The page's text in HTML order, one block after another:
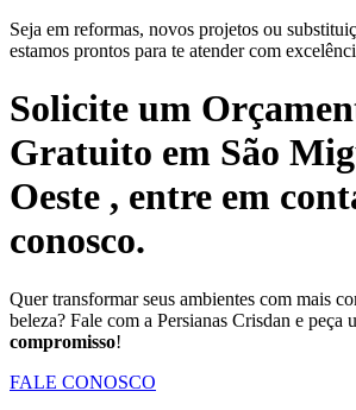
Seja em reformas, novos projetos ou
estamos prontos para te atender com
Solicite um
Gratuito em São
Oeste , entre em
conosco.
Quer transformar seus ambientes com mais
beleza? Fale com a Persianas Crisdan e peça
compromisso!
FALE CONOSCO